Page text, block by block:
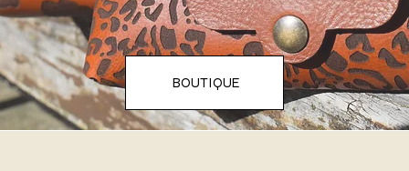
BOUTIQUE